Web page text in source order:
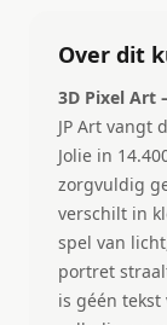
Over dit
3D Pixel Art
JP Art vangt
Jolie in
zorgvuldig
verschilt in
spel van
portret
is géén